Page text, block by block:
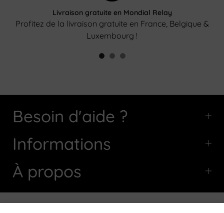
Livraison gratuite en Mondial Relay
Profitez de la livraison gratuite en France, Belgique &
Luxembourg !
Besoin d'aide ?
Informations
À propos